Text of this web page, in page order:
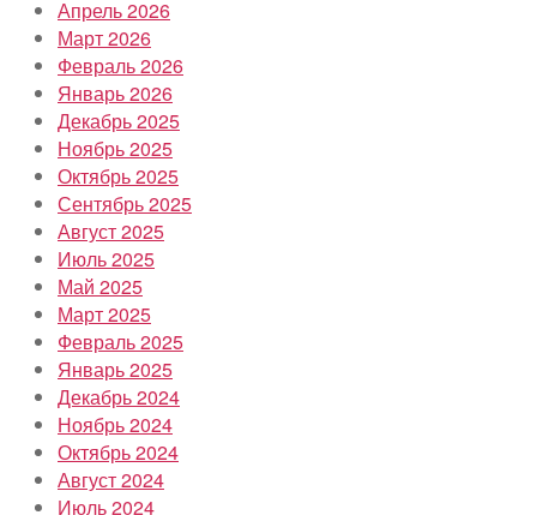
Апрель 2026
Март 2026
Февраль 2026
Январь 2026
Декабрь 2025
Ноябрь 2025
Октябрь 2025
Сентябрь 2025
Август 2025
Июль 2025
Май 2025
Март 2025
Февраль 2025
Январь 2025
Декабрь 2024
Ноябрь 2024
Октябрь 2024
Август 2024
Июль 2024